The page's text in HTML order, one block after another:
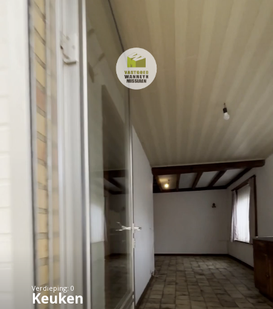
Verdieping: 0
Keuken